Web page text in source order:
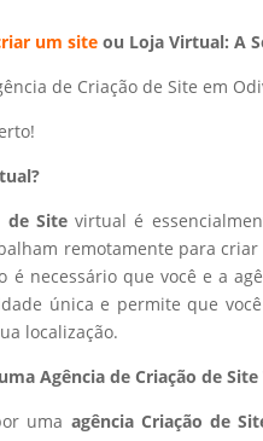
um site ou Loja Virtual: A
de Criação de Site em
de Sitevirtual é
remotamente para
é necessário que você e a
única e permite que
localização.
Agência de Criação de
uma agência Criação de